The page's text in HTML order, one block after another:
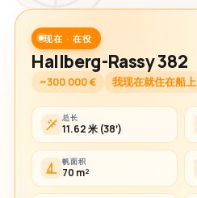
现在 · 在役
Hallberg-Rassy 382
~300 000 € 我现在就住在船上
总长
11.62 米 (38′)
帆面积
70 m²